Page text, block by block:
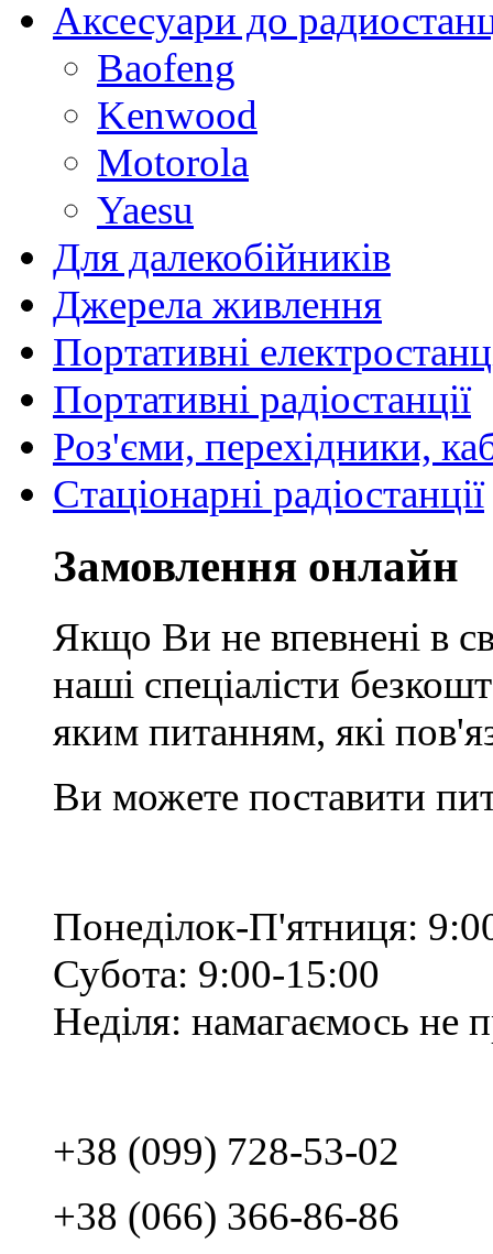
Аксесуари до
Baofeng
Kenwood
Motorola
Yaesu
Для далекобійників
Джерела живлення
Портативні
Портативні радіостанції
Роз'єми, перехідники,
Стаціонарні радіостанції
Замовлення онлайн
Якщо Ви не впевнені в
наші спеціалісти
яким питанням, які
Ви можете поставити
Понеділок-П'ятниця:
Субота: 9:00-15:00
Неділя: намагаємось не
+38 (099) 728-53-02
+38 (066) 366-86-86